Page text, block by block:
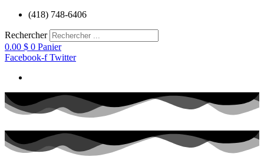
Aller
contenu
(418) 748-6406
Rechercher
0.00 $ 0 Panier
Facebook-f Twitter